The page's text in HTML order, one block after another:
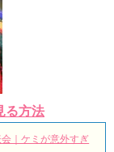
る方法
｜ケミが意外すぎ